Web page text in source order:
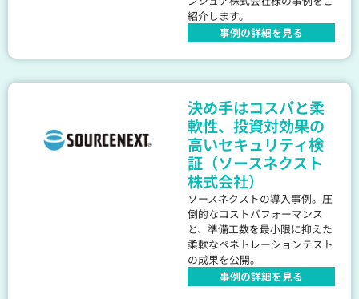
紹介します。
事例の詳細を見る
決め手はコスパと柔
軟性、投資対効果の
高いセキュリティ検
証（ソースネクスト
株式会社）
ソースネクストの導入事例。圧
倒的なコストパフォーマンス
と、準備工数を最小限に抑えた
柔軟なペネトレーションテスト
の成果を公開。
事例の詳細を見る